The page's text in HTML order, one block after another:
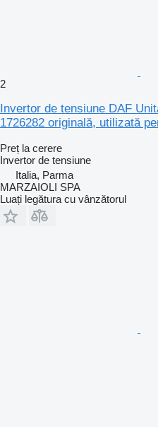
2
Invertor de tensiune DAF
1726282 originală, utilizată
Preț la cerere
Invertor de tensiune
Italia, Parma
MARZAIOLI SPA
Luați legătura cu vânzătorul